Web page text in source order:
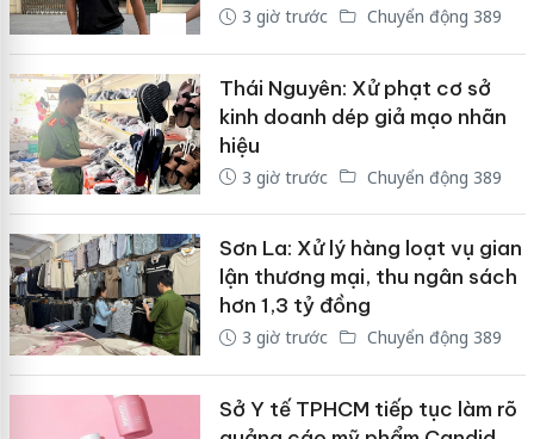
3 giờ trước Chuyển động 389
Thái Nguyên: Xử phạt cơ sở
kinh doanh dép giả mạo nhãn
hiệu
3 giờ trước Chuyển động 389
Sơn La: Xử lý hàng loạt vụ gian
lận thương mại, thu ngân sách
hơn 1,3 tỷ đồng
3 giờ trước Chuyển động 389
Sở Y tế TPHCM tiếp tục làm rõ